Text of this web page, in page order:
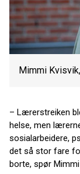
Mimmi
– Lærerstreiken
helse, men
sosialarbeidere,
det så stor fare
borte, spør